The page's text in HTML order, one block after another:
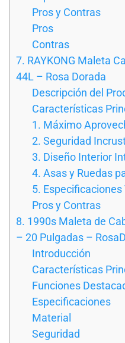
Pros y Contras
Pros
Contras
7. RAYKONG Maleta
44L – Rosa Dorada
Descripción del
Características
1. Máximo
2. Seguridad
3. Diseño Interior
4. Asas y Ruedas
5. Especificaciones
Pros y Contras
8. 1990s Maleta de
– 20 Pulgadas –
Introducción
Características
Funciones
Especificaciones
Material
Seguridad